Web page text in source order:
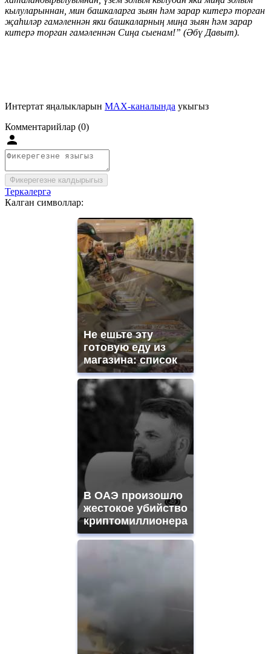
кылуларыннан, мин башкаларга зыян һәм зарар китерә торган
җаһиләр гамәленнән яки башкаларның миңа зыян һәм зарар
китерә торган гамәленнән Сиңа сыенам!” (Әбү Давыт).
Интертат яңалыкларын MAX-каналында укыгыз
Комментарийлар (0)
Фикерегезне калдырыгыз
Теркәлергә
Калган символлар:
Не ешьте эту
готовую еду из
магазина: список
В ОАЭ произошло
жестокое убийство
криптомиллионера